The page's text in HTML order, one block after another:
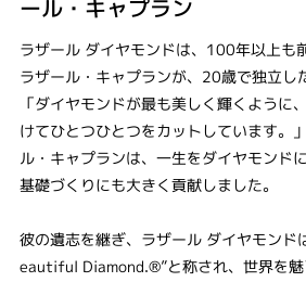
ール・キャプラン
ラザール ダイヤモンドは、100年以上も
ラザール・キャプランが、20歳で独立し
「ダイヤモンドが最も美しく輝くように
けてひとつひとつをカットしています。
ル・キャプランは、一生をダイヤモンド
基礎づくりにも大きく貢献しました。
彼の遺志を継ぎ、ラザール ダイヤモンド
eautiful Diamond.®”と称され、世界を